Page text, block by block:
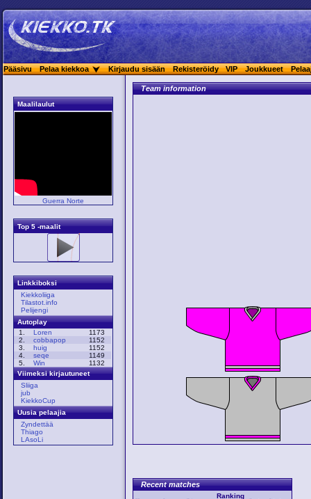
Pääsivu Pelaa kiekkoa Kirjaudu sisään Rekisteröidy VIP Joukkueet
Maalilaulut
Guerra Norte
Top 5 -maalit
Linkkiboksi
Kiekkoliiga
Tilastot.info
Pelijengi
Autoplay
1.
Loren
1173
2.
cobbapop
1152
3.
huig
1152
4.
seqe
1149
5.
Win
1132
Viimeksi kirjautuneet
Sliiga
jub
KiekkoCup
Uusia pelaajia
Zyndettää
Thiago
LAsoLi
Team information
Recent matches
Ranking